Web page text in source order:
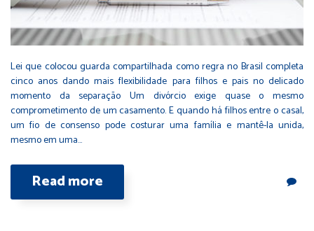
Lei que colocou guarda compartilhada como regra no Brasil completa
cinco anos dando mais flexibilidade para filhos e pais no delicado
momento da separação Um divórcio exige quase o mesmo
comprometimento de um casamento. E quando há filhos entre o casal,
um fio de consenso pode costurar uma família e mantê-la unida,
mesmo em uma…
Read more